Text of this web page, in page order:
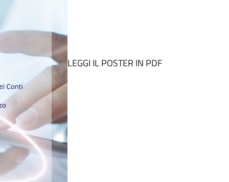
LEGGI IL POSTER IN PDF